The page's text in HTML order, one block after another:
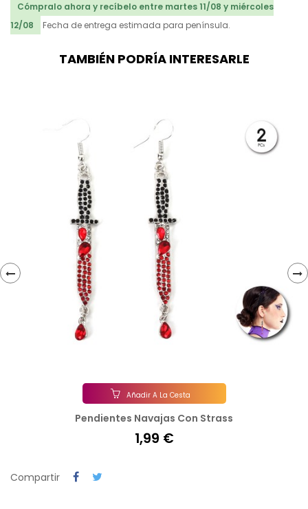
Cómpralo ahora y recíbelo entre martes 11/08 y miércoles
12/08
Fecha de entrega estimada para península.
TAMBIÉN PODRÍA INTERESARLE
Añadir A La Cesta
Pendientes Navajas Con Strass
1,99 €
Compartir